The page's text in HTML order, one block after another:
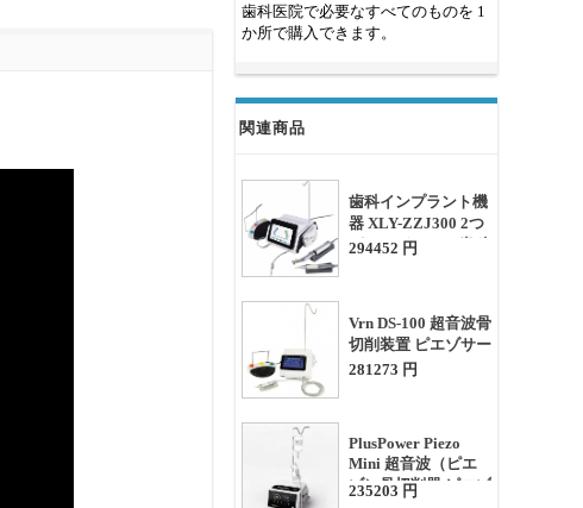
歯科医院で必要なすべてのものを 1
か所で購入できます。
関連商品
歯科インプラント機
器 XLY-ZZJ300 2つ
が1つになった (歯科
294452 円
Vrn DS-100 超音波骨
切削装置 ピエゾサー
ジェリー
281273 円
PlusPower Piezo
Mini 超音波（ピエ
ゾ）骨切削器 ピエゾ
235203 円